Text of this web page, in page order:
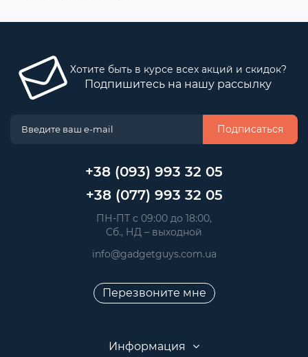
Хотите быть в курсе всех акций и скидок?
Подпишитесь на нашу рассылку
Подписаться
+38 (093) 993 32 05
+38 (077) 993 32 05
ПН-ПТ с 09:00 до 18:00,
Сб., НД – выходной
info@gadgetguys.com.ua
Перезвоните мне
Информация